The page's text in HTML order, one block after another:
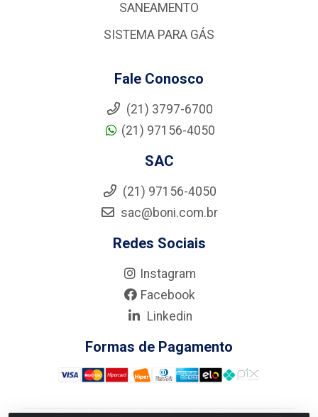
SANEAMENTO
SISTEMA PARA GÁS
Fale Conosco
(21) 3797-6700
(21) 97156-4050
SAC
(21) 97156-4050
sac@boni.com.br
Redes Sociais
Instagram
Facebook
Linkedin
Formas de Pagamento